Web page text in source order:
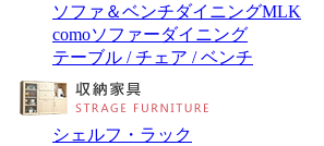
ソファ＆ベンチダイニングMLK
comoソファーダイニング
テーブル / チェア / ベンチ
シェルフ・ラック